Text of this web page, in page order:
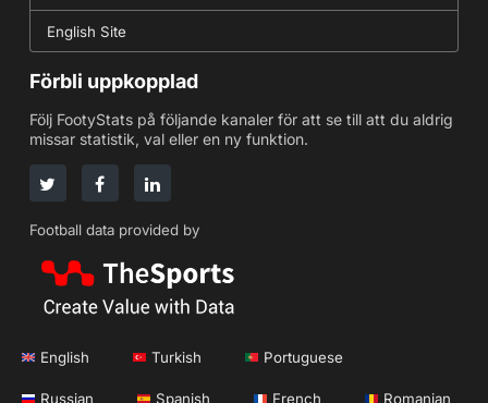
English Site
Förbli uppkopplad
Följ FootyStats på följande kanaler för att se till att du aldrig
missar statistik, val eller en ny funktion.
Football data provided by
English Turkish Portuguese
Russian Spanish French Romanian